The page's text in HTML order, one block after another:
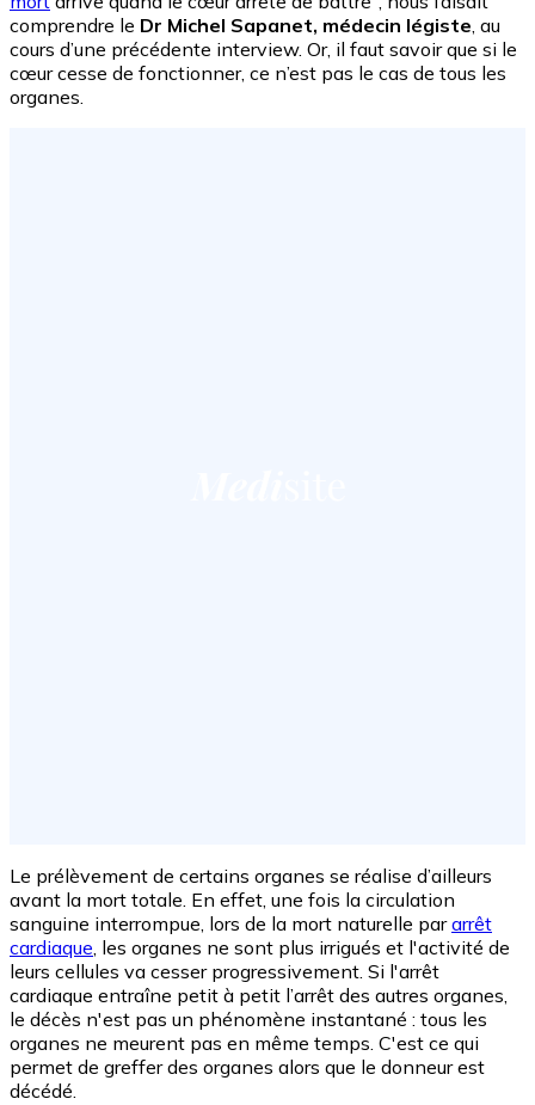
comprendre le Dr Michel Sapanet, médecin légiste, au
cours d’une précédente interview. Or, il faut savoir que si le
cœur cesse de fonctionner, ce n’est pas le cas de tous les
organes.
Le prélèvement de certains organes se réalise d’ailleurs
avant la mort totale. En effet, une fois la circulation
sanguine interrompue, lors de la mort naturelle pararrêt
cardiaque, les organes ne sont plus irrigués et l'activité de
leurs cellules va cesser progressivement. Si l'arrêt
cardiaque entraîne petit à petit l’arrêt des autres organes,
le décès n'est pas un phénomène instantané : tous les
organes ne meurent pas en même temps. C'est ce qui
permet de greffer des organes alors que le donneur est
décédé.